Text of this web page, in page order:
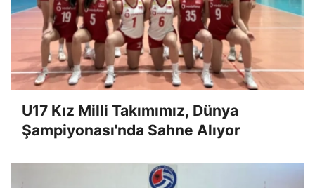
U17 Kız Milli Takımımız, Dünya
Şampiyonası'nda Sahne Alıyor